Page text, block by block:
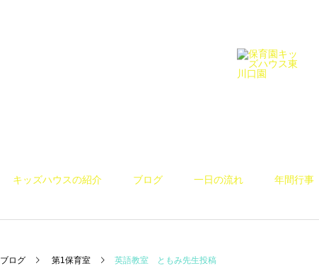
キッズハウスの紹介 ブログ 一日の流れ 年間行事
ブログ 第1保育室 英語教室 ともみ先生投稿